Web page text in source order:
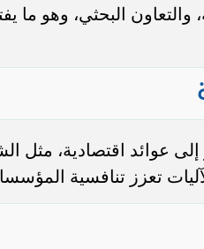
البحثي، وهو ما
عوائد اقتصادية، مثل
تعزز تنافسية